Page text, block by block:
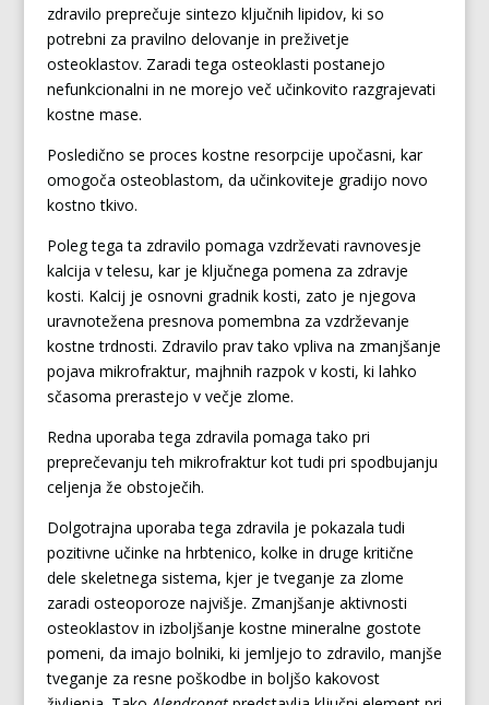
zdravilo preprečuje sintezo ključnih lipidov, ki so
potrebni za pravilno delovanje in preživetje
osteoklastov. Zaradi tega osteoklasti postanejo
nefunkcionalni in ne morejo več učinkovito razgrajevati
kostne mase.
Posledično se proces kostne resorpcije upočasni, kar
omogoča osteoblastom, da učinkoviteje gradijo novo
kostno tkivo.
Poleg tega ta zdravilo pomaga vzdrževati ravnovesje
kalcija v telesu, kar je ključnega pomena za zdravje
kosti. Kalcij je osnovni gradnik kosti, zato je njegova
uravnotežena presnova pomembna za vzdrževanje
kostne trdnosti. Zdravilo prav tako vpliva na zmanjšanje
pojava mikrofraktur, majhnih razpok v kosti, ki lahko
sčasoma prerastejo v večje zlome.
Redna uporaba tega zdravila pomaga tako pri
preprečevanju teh mikrofraktur kot tudi pri spodbujanju
celjenja že obstoječih.
Dolgotrajna uporaba tega zdravila je pokazala tudi
pozitivne učinke na hrbtenico, kolke in druge kritične
dele skeletnega sistema, kjer je tveganje za zlome
zaradi osteoporoze najvišje. Zmanjšanje aktivnosti
osteoklastov in izboljšanje kostne mineralne gostote
pomeni, da imajo bolniki, ki jemljejo to zdravilo, manjše
tveganje za resne poškodbe in boljšo kakovost